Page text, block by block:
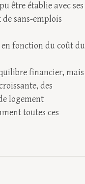
être établie avec ses
sans-emplois
en fonction du coût du
financier, mais
des
logement
toutes ces